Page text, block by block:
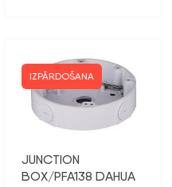
IZPĀRDOŠANA
JUNCTION
BOX/PFA138 DAHUA